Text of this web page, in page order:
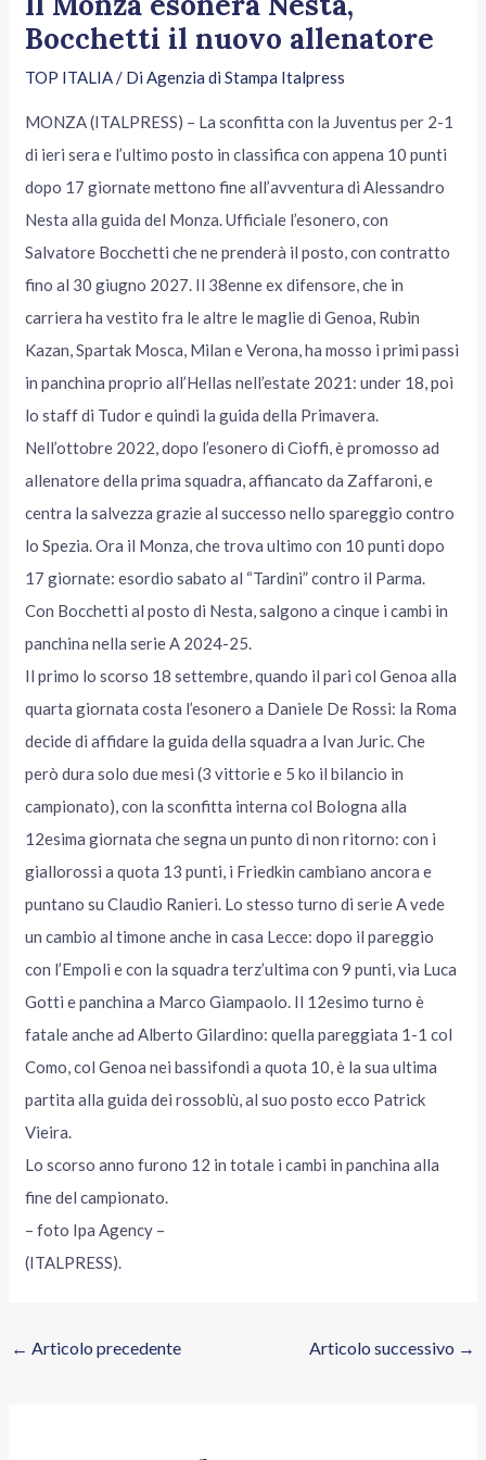
Bocchetti il nuovo allenatore
TOP ITALIA/ DiAgenzia di Stampa Italpress
MONZA (ITALPRESS) – La sconfitta con la Juventus per 2-1
di ieri sera e l’ultimo posto in classifica con appena 10 punti
dopo 17 giornate mettono fine all’avventura di Alessandro
Nesta alla guida del Monza. Ufficiale l’esonero, con
Salvatore Bocchetti che ne prenderà il posto, con contratto
fino al 30 giugno 2027. Il 38enne ex difensore, che in
carriera ha vestito fra le altre le maglie di Genoa, Rubin
Kazan, Spartak Mosca, Milan e Verona, ha mosso i primi passi
in panchina proprio all’Hellas nell’estate 2021: under 18, poi
lo staff di Tudor e quindi la guida della Primavera.
Nell’ottobre 2022, dopo l’esonero di Cioffi, è promosso ad
allenatore della prima squadra, affiancato da Zaffaroni, e
centra la salvezza grazie al successo nello spareggio contro
lo Spezia. Ora il Monza, che trova ultimo con 10 punti dopo
17 giornate: esordio sabato al “Tardini” contro il Parma.
Con Bocchetti al posto di Nesta, salgono a cinque i cambi in
panchina nella serie A 2024-25.
Il primo lo scorso 18 settembre, quando il pari col Genoa alla
quarta giornata costa l’esonero a Daniele De Rossi: la Roma
decide di affidare la guida della squadra a Ivan Juric. Che
però dura solo due mesi (3 vittorie e 5 ko il bilancio in
campionato), con la sconfitta interna col Bologna alla
12esima giornata che segna un punto di non ritorno: con i
giallorossi a quota 13 punti, i Friedkin cambiano ancora e
puntano su Claudio Ranieri. Lo stesso turno di serie A vede
un cambio al timone anche in casa Lecce: dopo il pareggio
con l’Empoli e con la squadra terz’ultima con 9 punti, via Luca
Gotti e panchina a Marco Giampaolo. Il 12esimo turno è
fatale anche ad Alberto Gilardino: quella pareggiata 1-1 col
Como, col Genoa nei bassifondi a quota 10, è la sua ultima
partita alla guida dei rossoblù, al suo posto ecco Patrick
Vieira.
Lo scorso anno furono 12 in totale i cambi in panchina alla
fine del campionato.
– foto Ipa Agency –
(ITALPRESS).
← Articolo precedente Articolo successivo →